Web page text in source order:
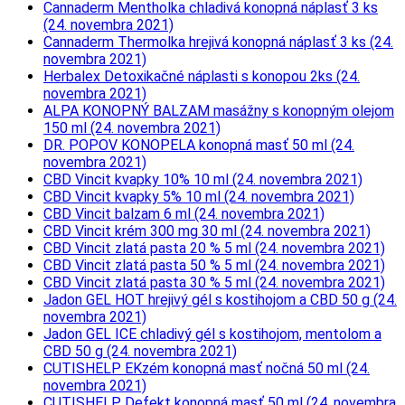
Cannaderm Mentholka chladivá konopná náplasť 3 ks
(24. novembra 2021)
Cannaderm Thermolka hrejivá konopná náplasť 3 ks (24.
novembra 2021)
Herbalex Detoxikačné náplasti s konopou 2ks (24.
novembra 2021)
ALPA KONOPNÝ BALZAM masážny s konopným olejom
150 ml (24. novembra 2021)
DR. POPOV KONOPELA konopná masť 50 ml (24.
novembra 2021)
CBD Vincit kvapky 10% 10 ml (24. novembra 2021)
CBD Vincit kvapky 5% 10 ml (24. novembra 2021)
CBD Vincit balzam 6 ml (24. novembra 2021)
CBD Vincit krém 300 mg 30 ml (24. novembra 2021)
CBD Vincit zlatá pasta 20 % 5 ml (24. novembra 2021)
CBD Vincit zlatá pasta 50 % 5 ml (24. novembra 2021)
CBD Vincit zlatá pasta 30 % 5 ml (24. novembra 2021)
Jadon GEL HOT hrejivý gél s kostihojom a CBD 50 g (24.
novembra 2021)
Jadon GEL ICE chladivý gél s kostihojom, mentolom a
CBD 50 g (24. novembra 2021)
CUTISHELP EKzém konopná masť nočná 50 ml (24.
novembra 2021)